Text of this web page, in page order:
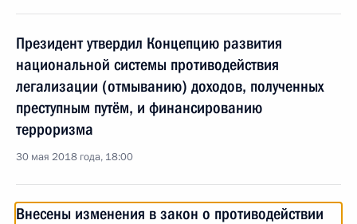
Президент утвердил Концепцию развития
национальной системы противодействия
легализации (отмыванию) доходов, полученных
преступным путём, и финансированию
терроризма
30 мая 2018 года, 18:00
Внесены изменения в закон о противодействии